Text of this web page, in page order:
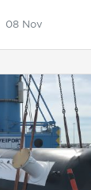
08 Nov